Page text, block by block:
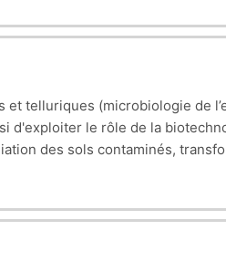
telluriques (microbiologie de
d'exploiter le rôle de la
des sols contaminés,
de pratiquer lesméthodes